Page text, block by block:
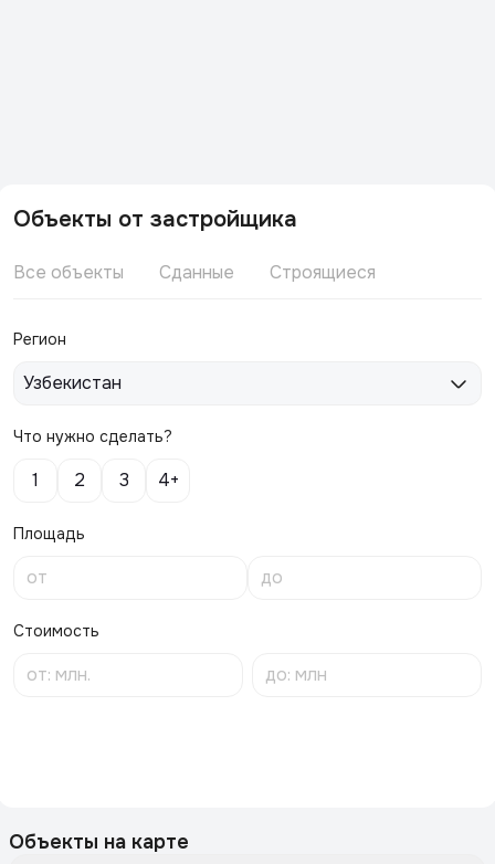
Объекты от застройщика
Все объекты Сданные Строящиеся
Регион
Узбекистан
Что нужно сделать?
1 2 3 4+
Площадь
Стоимость
Объекты на карте